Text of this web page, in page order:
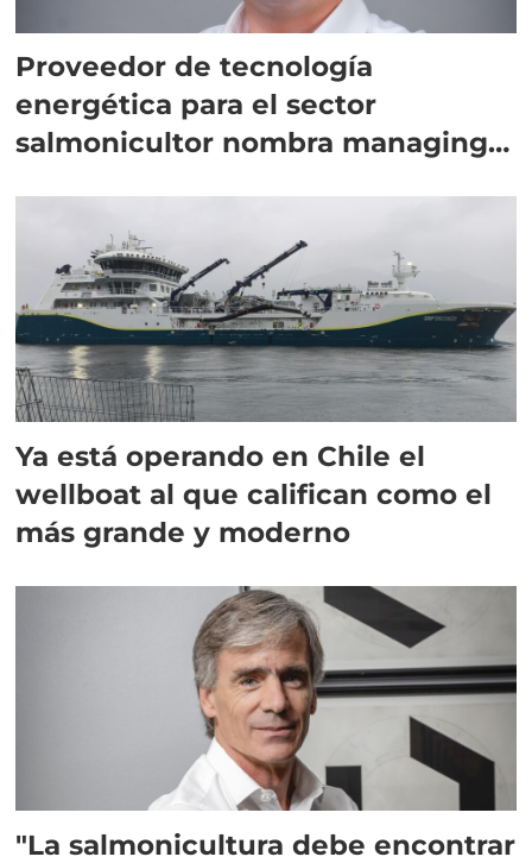
Proveedor de tecnología
energética para el sector
salmonicultor nombra managing
Ya está operando en Chile el
wellboat al que califican como el
más grande y moderno
"La salmonicultura debe encontrar